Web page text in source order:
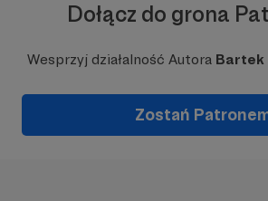
Dołącz do grona
Wesprzyj działalność Autora Bartek
Zostań